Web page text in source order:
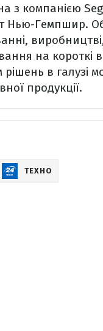
з компанією
Нью-Гемпшир.
на короткі
в галузі
продукції.
ТЕХНО